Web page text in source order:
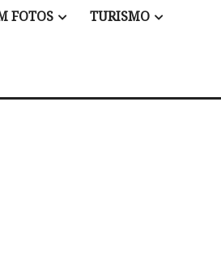
FOTOS TURISMO